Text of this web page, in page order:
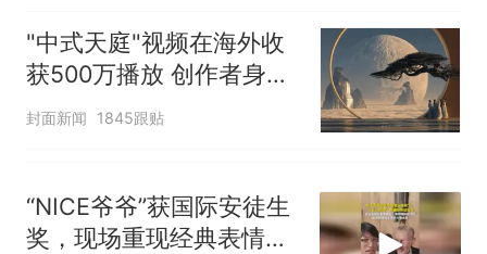
核查
全部作废，公平么？
"中式天庭"视频在海外收
获500万播放 创作者身份
披露
封面新闻 1845跟贴
“NICE爷爷”获国际安徒生
奖，现场重现经典表情